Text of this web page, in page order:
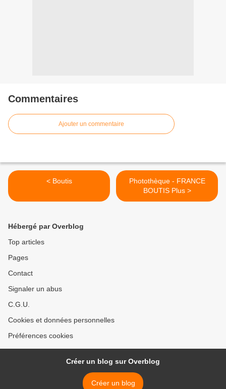
Commentaires
Ajouter un commentaire
< Boutis
Photothèque - FRANCE
BOUTIS Plus >
Hébergé par Overblog
Top articles
Pages
Contact
Signaler un abus
C.G.U.
Cookies et données personnelles
Préférences cookies
Créer un blog sur Overblog
Créer un blog